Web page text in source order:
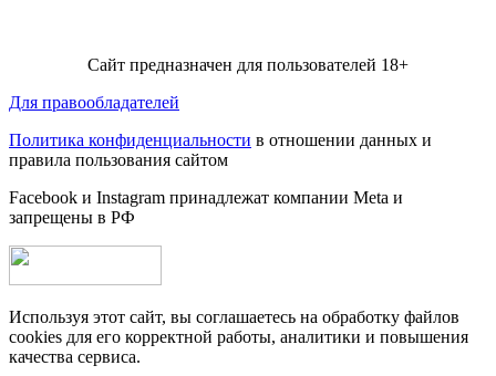
Сайт предназначен для пользователей 18+
Для правообладателей
Политика конфиденциальности в отношении данных и
правила пользования сайтом
Facebook и Instagram принадлежат компании Metа и
запрещены в РФ
Используя этот сайт, вы соглашаетесь на обработку файлов
cookies для его корректной работы, аналитики и повышения
качества сервиса.